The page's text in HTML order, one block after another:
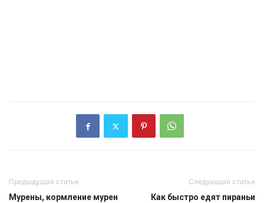
Предыдущая статья
Мурены, кормление мурен
Следующая статья
Как быстро едят пираньи